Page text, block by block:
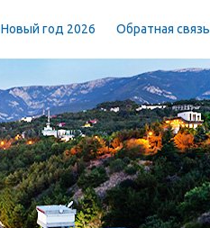
Новый год 2026 Обратная связь